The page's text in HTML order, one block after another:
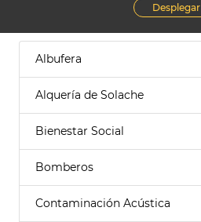
Desplegar
Albufera
Alquería de Solache
Bienestar Social
Bomberos
Contaminación Acústica